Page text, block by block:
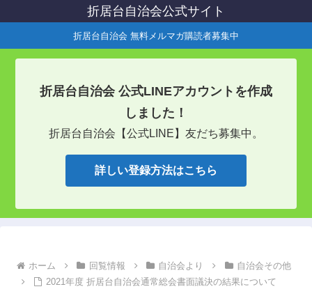
折居台自治会公式サイト
折居台自治会 無料メルマガ購読者募集中
折居台自治会 公式LINEアカウントを作成
しました！
折居台自治会【公式LINE】友だち募集中。
詳しい登録方法はこちら
ホーム 回覧情報 自治会より
自治会その他
2021年度 折居台自治会通常総会書面議決の結果について